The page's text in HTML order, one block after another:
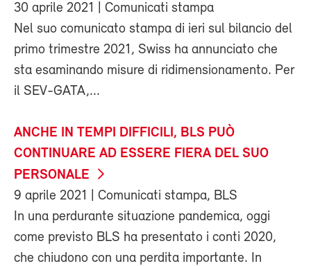
30 aprile 2021
| Comunicati stampa
Nel suo comunicato stampa di ieri sul bilancio del
primo trimestre 2021, Swiss ha annunciato che
sta esaminando misure di ridimensionamento. Per
il SEV-GATA,...
ANCHE IN TEMPI DIFFICILI, BLS PUÒ
CONTINUARE AD ESSERE FIERA DEL SUO
PERSONALE
9 aprile 2021
| Comunicati stampa, BLS
In una perdurante situazione pandemica, oggi
come previsto BLS ha presentato i conti 2020,
che chiudono con una perdita importante. In